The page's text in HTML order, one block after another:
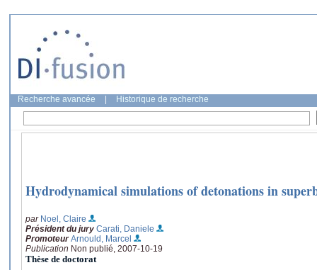
Recherche avancée Historique de recherche
Hydrodynamical simulations of detonations in
par Noel, Claire
Président du jury Carati, Daniele
Promoteur Arnould, Marcel
Publication Non publié, 2007-10-19
Thèse de doctorat